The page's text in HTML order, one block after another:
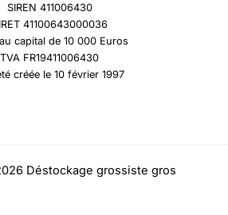
SIREN 411006430
41100643000036
capital de 10 000 Euros
TVA FR19411006430
créée le 10 février 1997
Déstockage grossiste gros